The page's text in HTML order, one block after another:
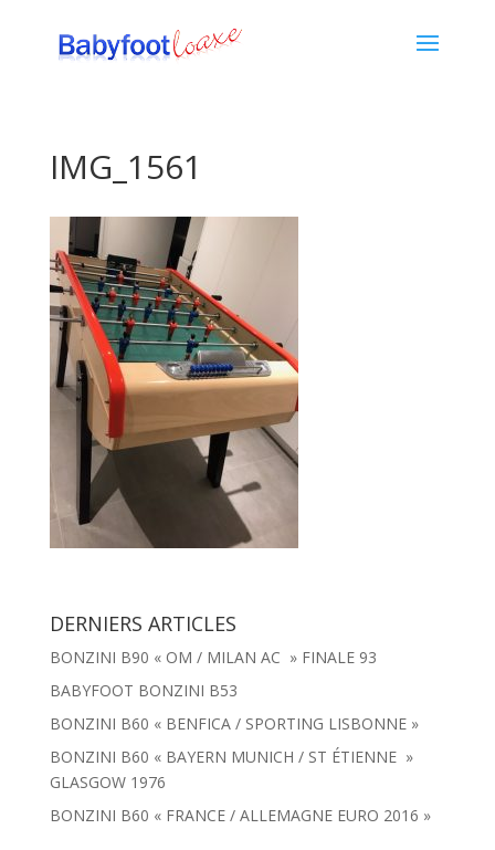
IMG_1561
DERNIERS ARTICLES
BONZINI B90 « OM / MILAN AC » FINALE 93
BABYFOOT BONZINI B53
BONZINI B60 « BENFICA / SPORTING LISBONNE »
BONZINI B60 « BAYERN MUNICH / ST ÉTIENNE »
GLASGOW 1976
BONZINI B60 « FRANCE / ALLEMAGNE EURO 2016 »